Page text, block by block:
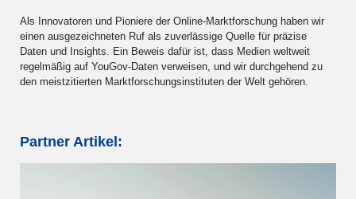
Als Innovatoren und Pioniere der Online-Marktforschung haben wir
einen ausgezeichneten Ruf als zuverlässige Quelle für präzise
Daten und Insights. Ein Beweis dafür ist, dass Medien weltweit
regelmäßig auf YouGov-Daten verweisen, und wir durchgehend zu
den meistzitierten Marktforschungsinstituten der Welt gehören.
Partner Artikel: